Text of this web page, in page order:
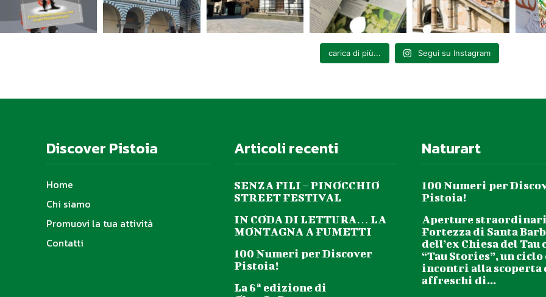
carica di più... Segui su Instagram
Discover Pistoia
Home
Chi siamo
Promuovi la tua attività
Contatti
Articoli recenti
SENZA FILI – PINOCCHIO
STREET FESTIVAL
IN CODA DI LETTURA… LA
MONTAGNA A FUMETTI
100 Numeri per Discover
Pistoia!
La 6ª edizione di
Naturart
100 Numeri per
Pistoia!
Aperture
Fortezza di Santa
dell’ex Chiesa del Tau
“Tau Stories”, un ciclo
incontri alla scoperta
affreschi di...